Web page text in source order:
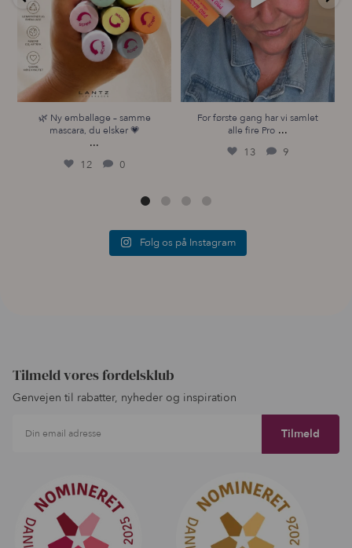
🌿 Ny emballage – samme
mascara, du elsker 💗
...
12 0
For første gang har vi samlet
alle fire Pro ...
13 9
Følg os på Instagram
Tilmeld vores fordelsklub
Genvejen til rabatter, nyheder og inspiration
Din email adresse